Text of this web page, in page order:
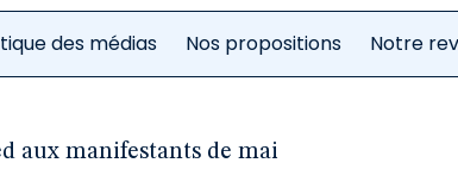
des médias Nos propositions Notre
aux manifestants de mai